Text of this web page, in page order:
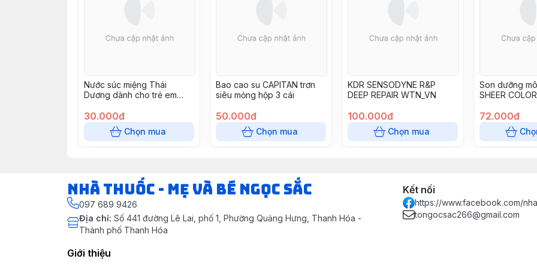
Nước súc miệng Thái
Dương dành cho trẻ em
30.000đ
Chọn mua
Bao cao su CAPITAN trơn
siêu mỏng hộp 3 cái
50.000đ
Chọn mua
KDR SENSODYNE R&P
DEEP REPAIR WTN_VN
100.000đ
Chọn mua
Son dưỡng
SHEER
72.000đ
Nhà Thuốc - Mẹ và Bé Ngọc Sắc
097 689 9426
Địa chỉ: Số 441 đường Lê Lai, phố 1, Phường Quảng Hưng, Thanh Hóa -
Thành phố Thanh Hóa
Kết nối
https://www.facebook.com/
tongocsac266@gmail.com
Giới thiệu